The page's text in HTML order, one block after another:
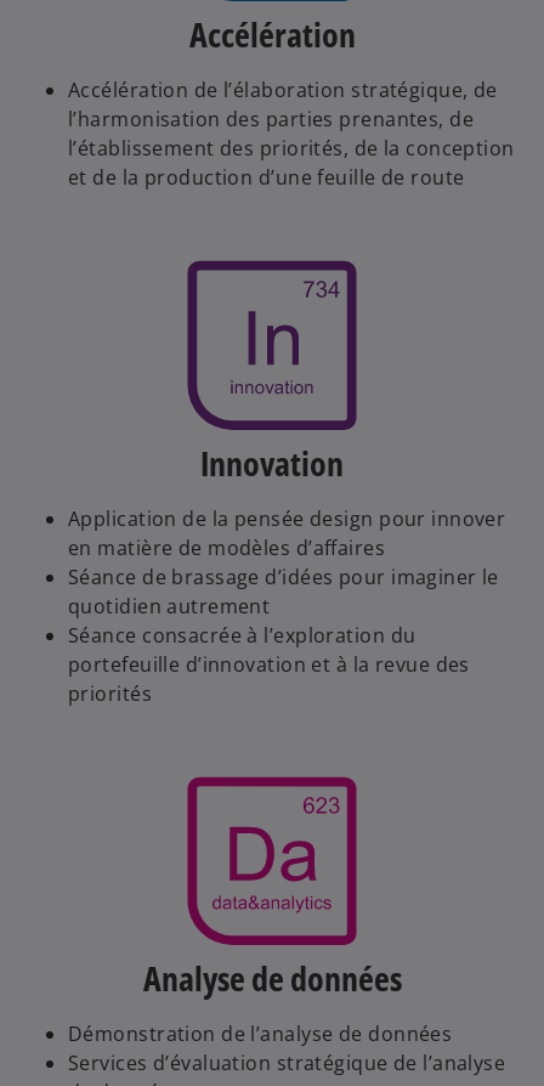
Accélération
Accélération de l’élaboration stratégique, de
l’harmonisation des parties prenantes, de
l’établissement des priorités, de la conception
et de la production d’une feuille de route
Innovation
Application de la pensée design pour innover
en matière de modèles d’affaires
Séance de brassage d’idées pour imaginer le
quotidien autrement
Séance consacrée à l’exploration du
portefeuille d’innovation et à la revue des
priorités
Analyse de données
Démonstration de l’analyse de données
Services d’évaluation stratégique de l’analyse